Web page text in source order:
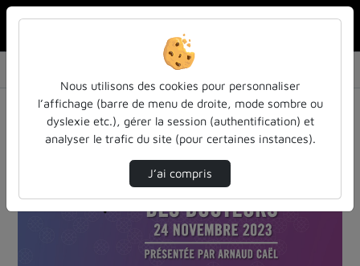
Cérémonie des docteurs de la promotion 2022-…
Lire
la
Nous utilisons des cookies pour personnaliser
l’affichage (barre de menu de droite, mode sombre ou
dyslexie etc.), gérer la session (authentification) et
analyser le trafic du site (pour certaines instances).
J’ai compris